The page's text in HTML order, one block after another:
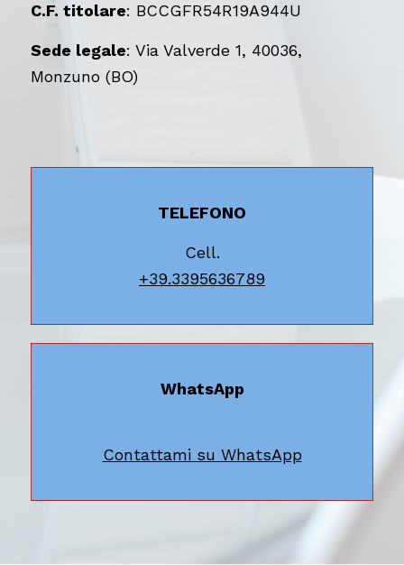
C.F. titolare: BCCGFR54R19A944U
Sede legale: Via Valverde 1, 40036,
Monzuno (BO)
TELEFONO
Cell.
+39.3395636789
WhatsApp
Contattami su WhatsApp